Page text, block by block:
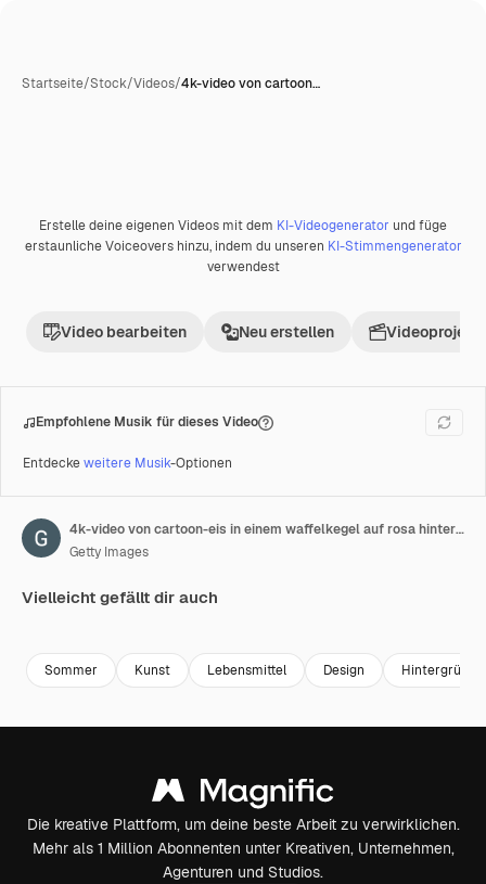
Startseite/Stock/Videos/4k-video von cartoon…
Premium
Erstelle deine eigenen Videos mit dem KI-Videogenerator und füge
erstaunliche Voiceovers hinzu, indem du unseren KI-Stimmengenerator
verwendest
Video bearbeiten Neu erstellen Videoprojekt
Empfohlene Musik für dieses Video
Entdeckeweitere Musik-Optionen
4k-video von cartoon-eis in einem waffelkegel auf rosa hintergrund.
Getty Images
Vielleicht gefällt dir auch
Sommer Kunst Lebensmittel Design Hintergründe
Die kreative Plattform, um deine beste Arbeit zu verwirklichen.
Mehr als 1 Million Abonnenten unter Kreativen, Unternehmen,
Agenturen und Studios.